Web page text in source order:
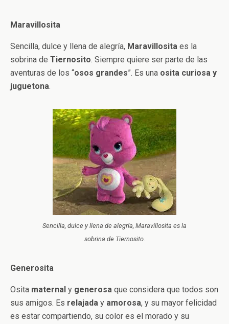
Maravillosita
Sencilla, dulce y llena de alegría, Maravillosita es la
sobrina de Tiernosito. Siempre quiere ser parte de las
aventuras de los “osos grandes”. Es una osita curiosa y
juguetona.
Sencilla, dulce y llena de alegría, Maravillosita es la
sobrina de Tiernosito.
Generosita
Osita maternal y generosa que considera que todos son
sus amigos. Es relajada y amorosa, y su mayor felicidad
es estar compartiendo, su color es el morado y su